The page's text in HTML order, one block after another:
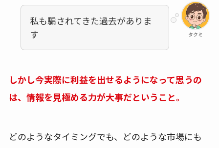
タクミ
私も騙されてきた過去がありま
す
しかし今実際に利益を出せるようになって思うの
は、情報を見極める力が大事だということ。
どのようなタイミングでも、どのような市場にも